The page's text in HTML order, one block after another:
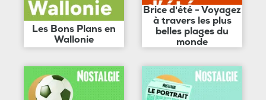
Les Bons Plans en
Wallonie
Brice d'été - Voyagez
à travers les plus
belles plages du
monde